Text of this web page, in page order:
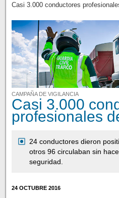
Casi 3.000 conductores
CAMPAÑA DE VIGILANCIA
Casi 3.000
profesionales
24 conductores dieron
otros 96 circulaban sin
seguridad.
24 OCTUBRE 2016